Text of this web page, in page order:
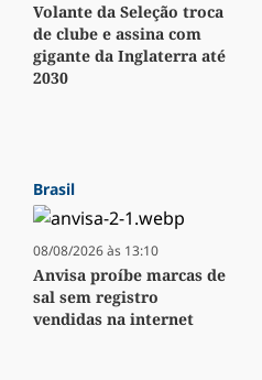
Volante da Seleção troca
de clube e assina com
gigante da Inglaterra até
2030
Brasil
08/08/2026 às 13:10
Anvisa proíbe marcas de
sal sem registro
vendidas na internet